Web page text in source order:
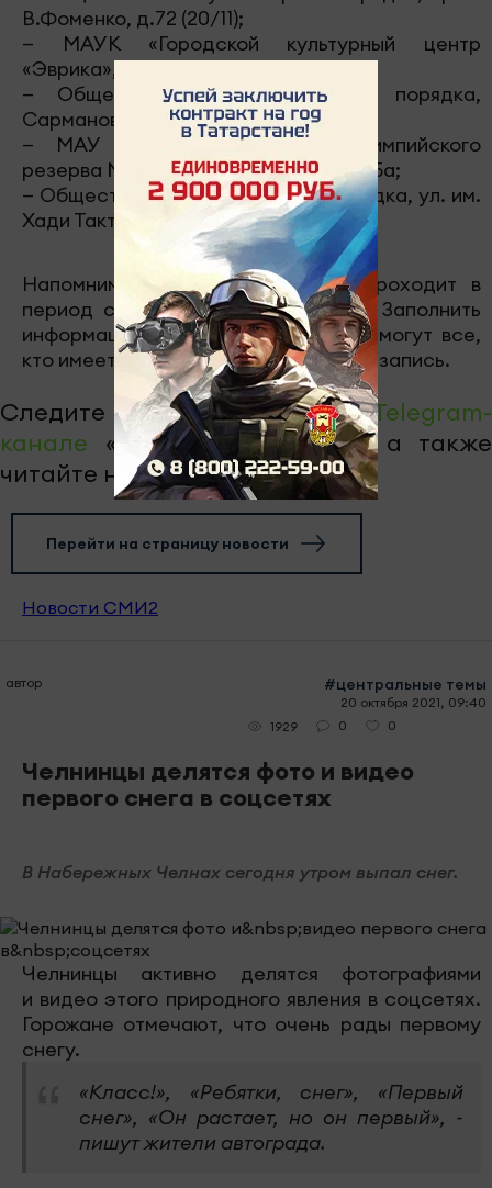
В.Фоменко, д.72 (20/11);
— МАУК «Городской культурный центр
«Эврика», ул. В.Гостева, д.29;
— Общественный пункт охраны порядка,
Сармановский тракт, д.62 (17/10);
— МАУ «Спортивная школа олимпийского
резерва № 11», ул. Хади Такташа, д.35а;
— Общественный пункт охраны порядка, ул. им.
Хади Такташа, д.47 (6/11).
Напомним, что перепись будет проходит в
период с 15 октября до 14 ноября. Заполнить
информацию на портале Госуслуг смогут все,
кто имеет подтвержденную учетную запись.
Следите за самым важным вTelegram-
канале «Челны-ТВ»,Youtube, а также
читайте нас в«Дзен».
Перейти на страницу новости
Новости СМИ2
автор #центральные темы
20 октября 2021, 09:40
1929
0 0
Челнинцы делятся фото и видео
первого снега в соцсетях
В Набережных Челнах сегодня утром выпал снег.
Челнинцы активно делятся фотографиями
и видео этого природного явления в соцсетях.
Горожане отмечают, что очень рады первому
снегу.
«Класс!», «Ребятки, снег», «Первый
снег», «Он растает, но он первый», -
пишут жители автограда.